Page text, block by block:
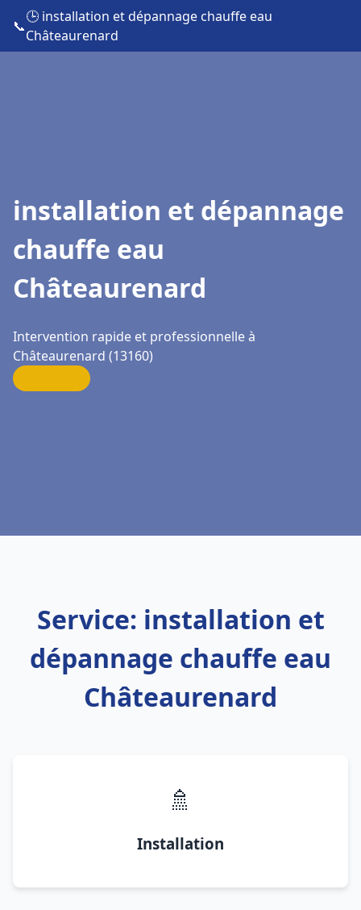
📞
🕒 installation et dépannage chauffe eau
Châteaurenard
installation et dépannage
chauffe eau
Châteaurenard
Intervention rapide et professionnelle à
Châteaurenard (13160)
Service: installation et
dépannage chauffe eau
Châteaurenard
🚿
Installation